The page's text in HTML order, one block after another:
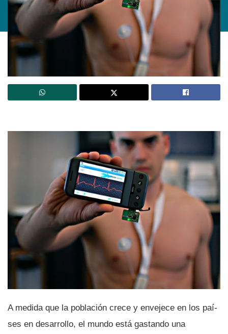
A medida que la población crece y envejece en los paí­
ses en desarrollo, el mundo está gastando una